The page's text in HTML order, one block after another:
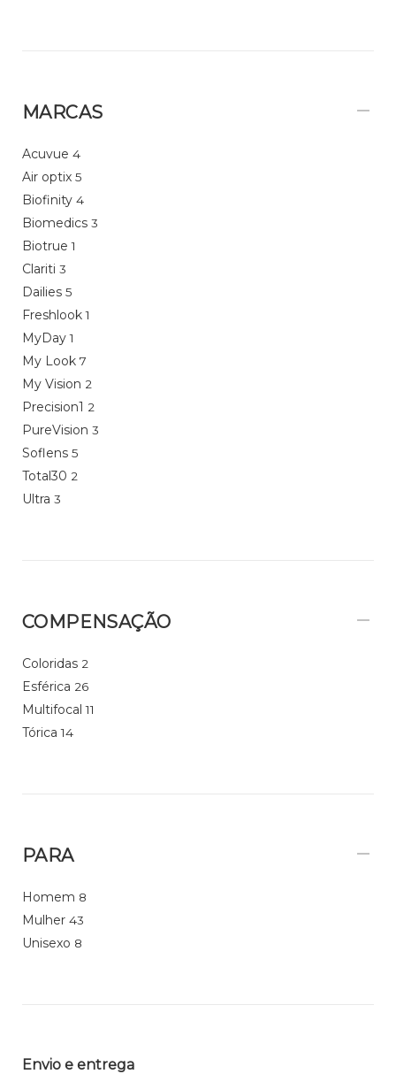
MARCAS
Acuvue 4
Air optix 5
Biofinity 4
Biomedics 3
Biotrue 1
Clariti 3
Dailies 5
Freshlook 1
MyDay 1
My Look 7
My Vision 2
Precision1 2
PureVision 3
Soflens 5
Total30 2
Ultra 3
COMPENSAÇÃO
Coloridas 2
Esférica 26
Multifocal 11
Tórica 14
PARA
Homem 8
Mulher 43
Unisexo 8
Envio e entrega